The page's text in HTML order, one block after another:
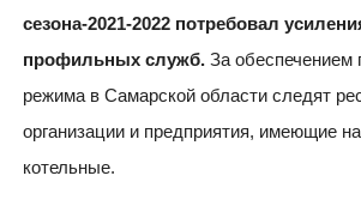
сезона-2021-2022 потребовал
профильных служб.За обеспечением
режима в Самарской области следят
организации и предприятия, имеющие
котельные.